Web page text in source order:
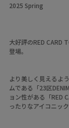
2025 Spring
大好評のRED CARD
登場。
より美しく見えるよ
ムである「23区
ョン性がある「RED
ったりなアイコニッ